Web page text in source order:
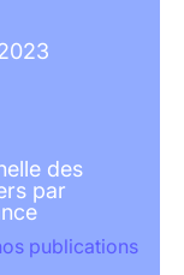
des
par
publications